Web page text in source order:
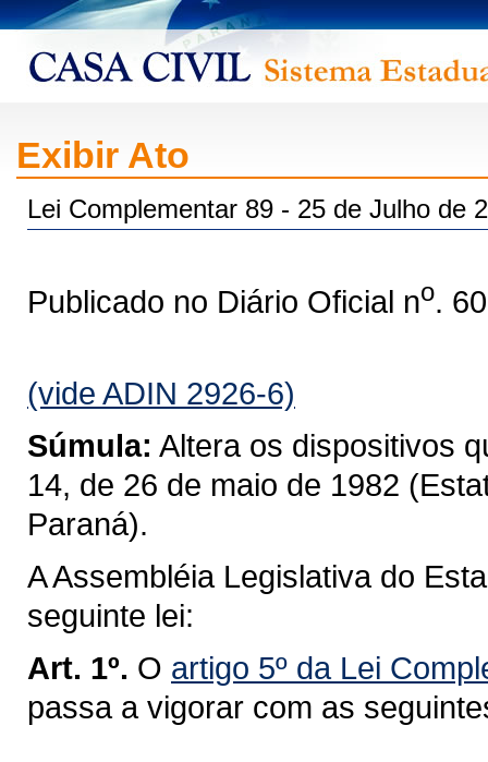
Exibir Ato
Lei Complementar 89 - 25 de Julho de
Publicado no Diário Oficial no.
(vide ADIN 2926-6)
Súmula: Altera os dispositivos
14, de 26 de maio de 1982
Paraná).
A Assembléia Legislativa do
seguinte lei:
Art. 1º. O artigo 5º da Lei
passa a vigorar com as